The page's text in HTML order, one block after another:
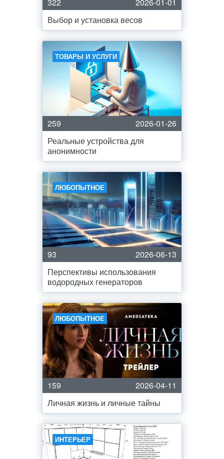
Выбор и установка весов
ТОВАРЫ И УСЛУГИ
259
2026-01-26
Реальные устройства для
анонимности
ЛЮБОПЫТНОЕ
93
2026-06-13
Перспективы использования
водородных генераторов
ЛЮБОПЫТНОЕ
159
2026-04-11
Личная жизнь и личные тайны
ИНТЕРЬЕР